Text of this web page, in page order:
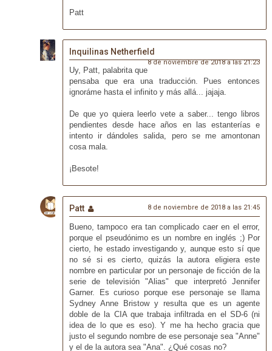
Patt
Inquilinas Netherfield
8 de noviembre de 2018 a las 21:23
Uy, Patt, palabrita que
pensaba que era una traducción. Pues entonces
ignoráme hasta el infinito y más allá... jajaja.
De que yo quiera leerlo vete a saber... tengo libros
pendientes desde hace años en las estanterías e
intento ir dándoles salida, pero se me amontonan
cosa mala.
¡Besote!
Patt 8 de noviembre de 2018 a las 21:45
Bueno, tampoco era tan complicado caer en el error,
porque el pseudónimo es un nombre en inglés ;) Por
cierto, he estado investigando y, aunque esto sí que
no sé si es cierto, quizás la autora eligiera este
nombre en particular por un personaje de ficción de la
serie de televisión "Alias" que interpretó Jennifer
Garner. Es curioso porque ese personaje se llama
Sydney Anne Bristow y resulta que es un agente
doble de la CIA que trabaja infiltrada en el SD-6 (ni
idea de lo que es eso). Y me ha hecho gracia que
justo el segundo nombre de ese personaje sea "Anne"
y el de la autora sea "Ana". ¿Qué cosas no?